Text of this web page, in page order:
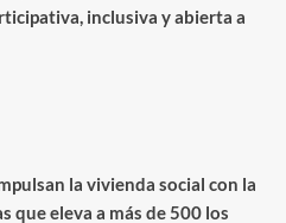
inclusiva y abierta a
la vivienda social con la
que eleva a más de 500 los